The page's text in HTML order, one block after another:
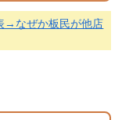
→なぜか板民が他店